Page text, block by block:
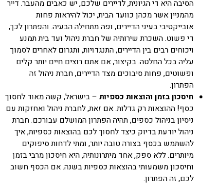
הסיבה היא די הגיונית, לדיירים שלכם, יש כאבים מהעבר. דייר
מהמניין אשר מכהן כוועד הבית, יכול להיראות פחות
אובייקטיבי בעיני הדיירים, ופה מתחילה הבעיה. והפתרון לכך,
די פשוט. השכרת שירותיה של חברת ניהול ועד בית תמנע
ויכוחים רבים בין הדיירים, התנגדויות, ותגרום לאחרים לסמוך
עליה בכל החלטה. בקיצור, אם אתם רוצים חיים יותר קלים
ופשוטים, פחות סיבוכים מצד הדיירים, חברת ניהול זה
הפתרון.
חיסכון בזמן והוצאות כספיות – בישראל, קשה מאוד לחסוך
כסף! ההוצאות רק גדלות. אם זאת, לחברת ניהול ואחזקות עם
ניסיון בניהול כספים, תהיה הפתרון המושלם עבורכם. חברת
ניהול יודעת בדיוק כיצד לחסוך לכם בהוצאות כספיות, איך
להשתמש בכסף בצורה טובה יותר, ומתי לדחות סיפוקים
מיותרים. ללא ספק, אחד מיתרונותיה, היא חיסכון מרבי בזמן
וחיסכון משמעותי בהוצאות כספיות בשנה. אם הכסף חשוב
לכם, זה הפתרון.